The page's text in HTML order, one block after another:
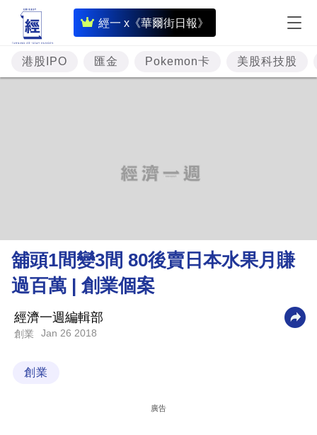
經一 x《華爾街日報》
即
時
財
經
理
財
商
業
科
港股IPO 匯金 Pokemon卡 美股科技股
舖頭1間變3間 80後賣日本水果月賺
過百萬 | 創業個案
經濟一週編輯部
創業 Jan 26 2018
創業
廣告